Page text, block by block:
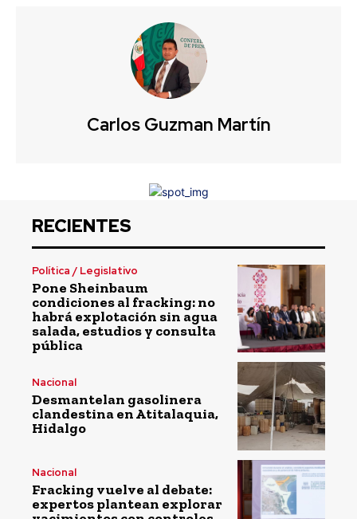
Carlos Guzman Martín
RECIENTES
Política / Legislativo
Pone Sheinbaum
condiciones al fracking: no
habrá explotación sin agua
salada, estudios y consulta
pública
Nacional
Desmantelan gasolinera
clandestina en Atitalaquia,
Hidalgo
Nacional
Fracking vuelve al debate:
expertos plantean explorar